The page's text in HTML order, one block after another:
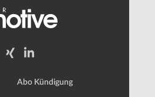
Abo Kündigung